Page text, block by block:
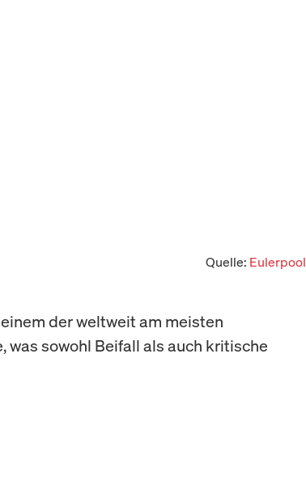
Quelle: Eulerpool
der weltweit am meisten
sowohl Beifall als auch kritische